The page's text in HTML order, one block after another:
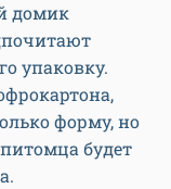
домик
упаковку.
форму, но
будет